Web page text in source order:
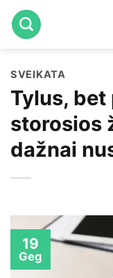
Skip
to
SVEIKATA
Tylus, bet
storosios
dažnai
19
Geg